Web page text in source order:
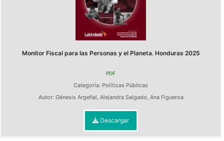
Monitor Fiscal para las Personas y el Planeta. Honduras 2025
PDF
Categoría: Políticas Públicas
Autor: Génesis Argeñal, Alejandra Salgado, Ana Figueroa
Descargar